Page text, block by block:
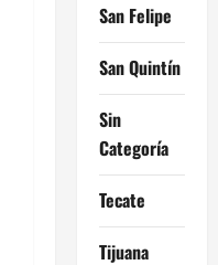
San Felipe
San Quintín
Sin
Categoría
Tecate
Tijuana